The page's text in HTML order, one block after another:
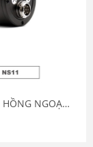
CẢM BIẾN HỒNG NGOẠI NS11